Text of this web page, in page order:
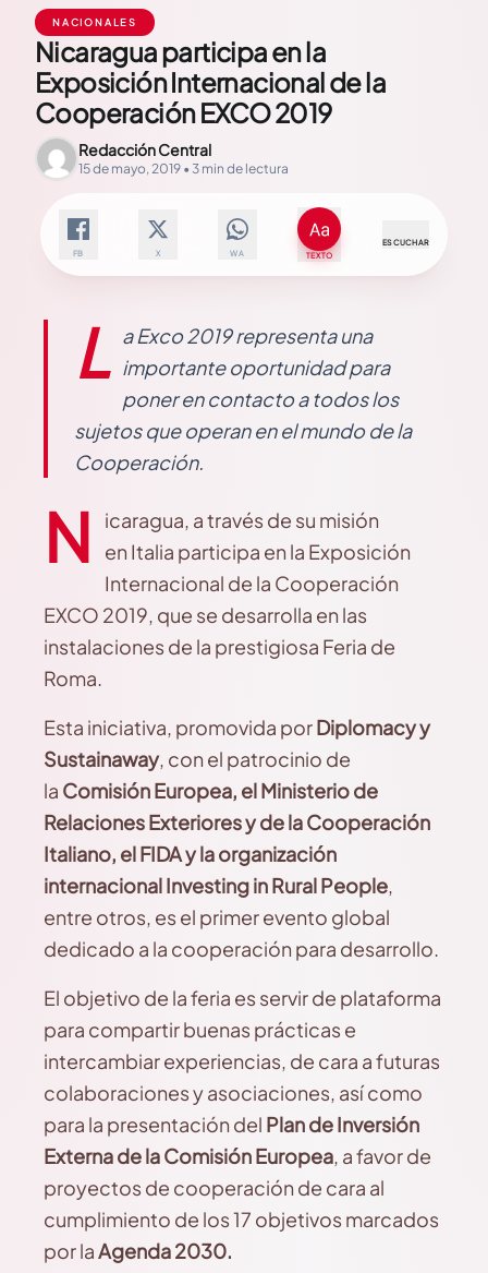
NACIONALES
Nicaragua participa en la
Exposición Internacional de la
Cooperación EXCO 2019
Redacción Central
15 de mayo, 2019 • 3 min de lectura
FB X WA TEXTO
ESCUCHAR
L a Exco 2019 representa una
importante oportunidad para
poner en contacto a todos los
sujetos que operan en el mundo de la
Cooperación.
N
icaragua, a través de su misión
en Italia participa en la Exposición
Internacional de la Cooperación
EXCO 2019, que se desarrolla en las
instalaciones de la prestigiosa Feria de
Roma.
Esta iniciativa, promovida porDiplomacy y
Sustainaway, con el patrocinio de
la Comisión Europea, el Ministerio de
Relaciones Exteriores y de la Cooperación
Italiano, el FIDA y la organización
internacional Investing in Rural People,
entre otros, es el primer evento global
dedicado a la cooperación para desarrollo.
El objetivo de la feria es servir de plataforma
para compartir buenas prácticas e
intercambiar experiencias, de cara a futuras
colaboraciones y asociaciones, así como
para la presentación del Plan de Inversión
Externa de la Comisión Europea, a favor de
proyectos de cooperación de cara al
cumplimiento de los 17 objetivos marcados
por laAgenda 2030.